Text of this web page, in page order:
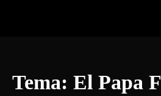
Tema: El Papa